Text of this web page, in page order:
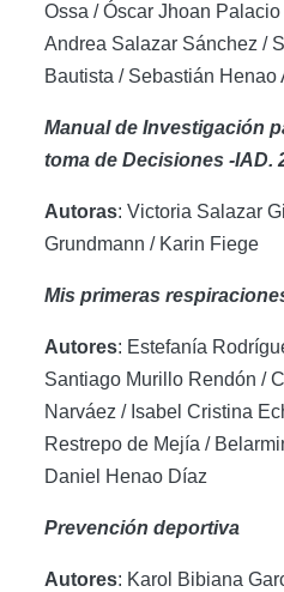
Ossa / Óscar Jhoan
Andrea Salazar Sánchez /
Bautista / Sebastián Henao
Manual de Investigación
toma de Decisiones -IAD.
Autoras: Victoria Salazar
Grundmann / Karin Fiege
Mis primeras
Autores: Estefanía
Santiago Murillo Rendón /
Narváez / Isabel Cristina
Restrepo de Mejía /
Daniel Henao Díaz
Prevención deportiva
Autores: Karol Bibiana